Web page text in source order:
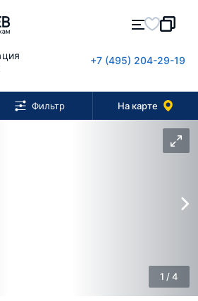
+7 (495) 204-29-19
Фильтр На карте
1 /4